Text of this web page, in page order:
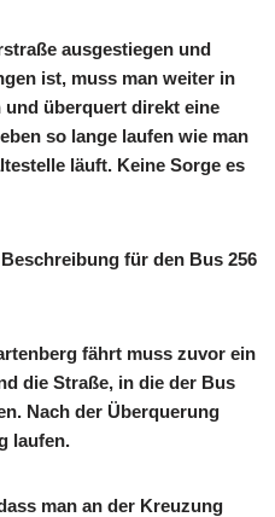
ausgestiegen und
ist, muss man weiter in
überquert direkt eine
so lange laufen wie man
läuft. Keine Sorge es
für den Bus 256
fährt muss zuvor ein
die Straße, in die der Bus
Nach der Überquerung
laufen.
man an der Kreuzung